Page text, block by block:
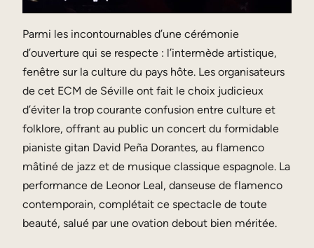
Parmi les incontournables d’une cérémonie
d’ouverture qui se respecte : l’intermède artistique,
fenêtre sur la culture du pays hôte. Les organisateurs
de cet ECM de Séville ont fait le choix judicieux
d’éviter la trop courante confusion entre culture et
folklore, offrant au public un concert du formidable
pianiste gitan David Peña Dorantes, au flamenco
mâtiné de jazz et de musique classique espagnole. La
performance de Leonor Leal, danseuse de flamenco
contemporain, complétait ce spectacle de toute
beauté, salué par une ovation debout bien méritée.